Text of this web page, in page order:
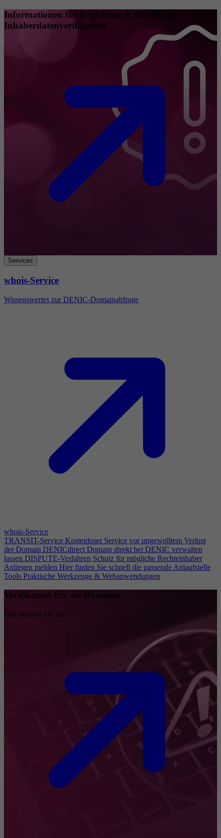
Informationen für Registrare & Reseller zu
Inhaberdatenverifikation
Services
whois-Service
Wissenswertes zur DENIC-Domainabfrage
whois-Service
TRANSIT-Service Kostenloser Service vor ungewolltem Verlust
der Domain DENICdirect Domain direkt bei DENIC verwalten
lassen DISPUTE-Verfahren Schutz für mögliche Rechteinhaber
Anliegen melden Hier finden Sie schnell die passende Anlaufstelle
Tools Praktische Werkzeuge & Webanwendungen
Verifikation für .de-Domains
Das müssen Sie tun